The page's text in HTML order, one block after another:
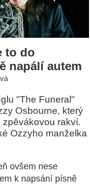
to do
napálí autem
"The Funeral"
Osbourne, který
rakví.
Ozzyho manželka
ovšem nese
k napsání písně